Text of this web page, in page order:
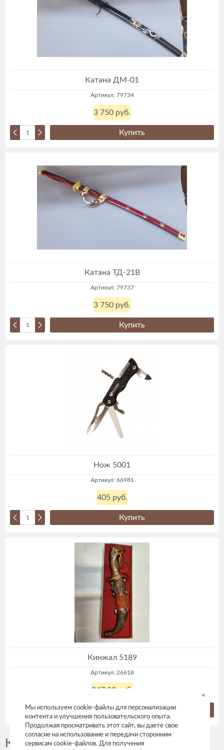
Катана ДМ-01
Артикул: 79734
3 750 руб.
Купить
Катана ТД-21В
Артикул: 79737
3 750 руб.
Купить
Нож 5001
Артикул: 66981
405 руб.
Купить
Кинжал 5189
Артикул: 26618
247,80 руб.
Купить
Кинжалы, сабли, катаны сувенирные
Мы используем cookie-файлы для персонализации
контента и улучшения пользовательского опыта.
Продолжая просматривать этот сайт, вы даете свое
согласие на использование и передачи сторонним
сервисам cookie-файлов. Для получения
×